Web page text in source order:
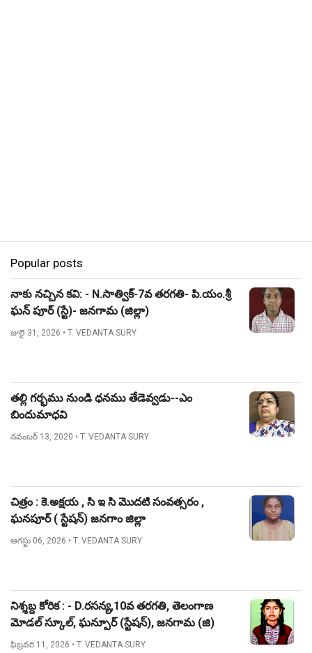
Popular posts
నాకు నచ్చిన కవి: - N.సాత్విక్-7వ తరగతి- పి.యం.శ్రీ
ఘన్ పూర్ (స్టే)- జనగామ (జిల్లా)
జులై 31, 2026 • T. VEDANTA SURY
తల్లి గర్భము నుండి ధనము తేడెవ్వడు--ఎం
బిందుమాధవి
నవంబర్ 13, 2020 • T. VEDANTA SURY
చిత్రం : కె.అక్షయ , సి ఇ సి మొదటి సంవత్సరం ,
ఘనపూర్ ( స్టేషన్) జనగాం జిల్లా
ఆగస్టు 06, 2026 • T. VEDANTA SURY
నిశ్శబ్ద కోరిక : - D.రసన్య,10వ తరగతి, తెలంగాణ
మోడల్ స్కూల్, ఘన్పూర్ (స్టేషన్), జనగామ (జి)
ఫిబ్రవరి 11, 2026 • T. VEDANTA SURY